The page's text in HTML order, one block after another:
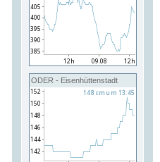
ODER - Eisenhüttenstadt